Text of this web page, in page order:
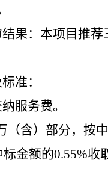
果： 本项目推荐
准：
服务费。
（含）部分，按
金额的0.55%